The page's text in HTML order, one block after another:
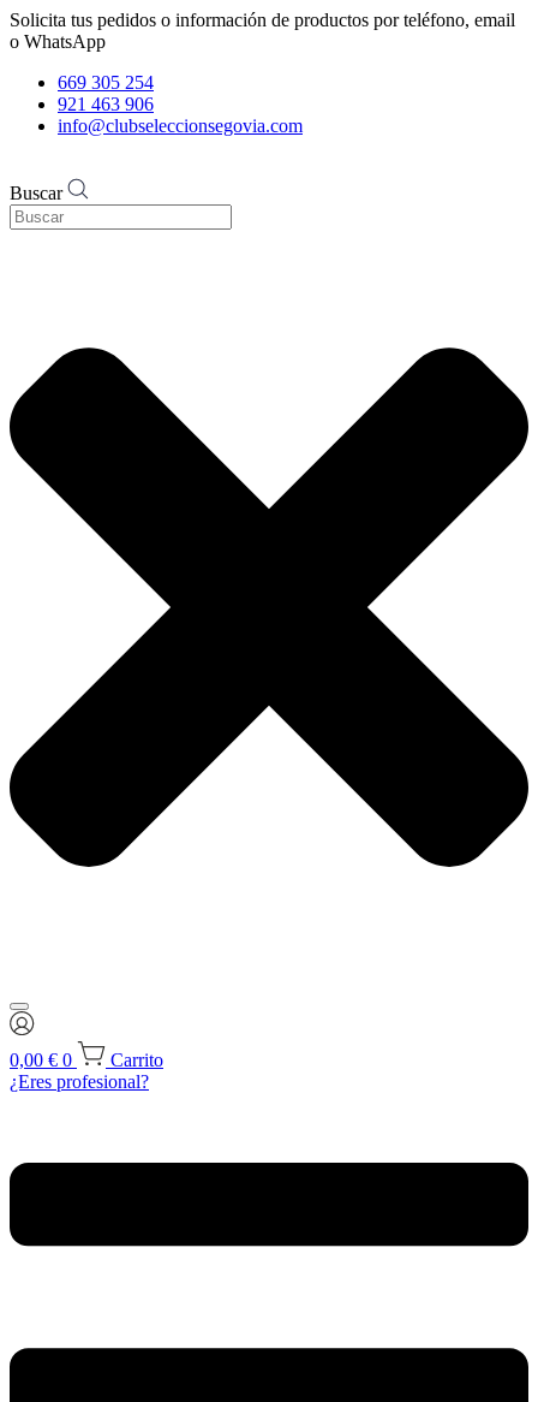
Solicita tus pedidos o información de productos por teléfono, email
o WhatsApp
669 305 254
921 463 906
info@clubseleccionsegovia.com
Buscar
0,00 € 0
Carrito
¿Eres profesional?